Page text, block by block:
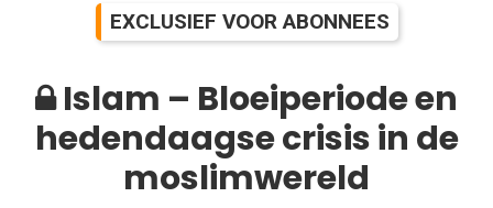
EXCLUSIEF VOOR ABONNEES
Islam – Bloeiperiode en
hedendaagse crisis in de
moslimwereld